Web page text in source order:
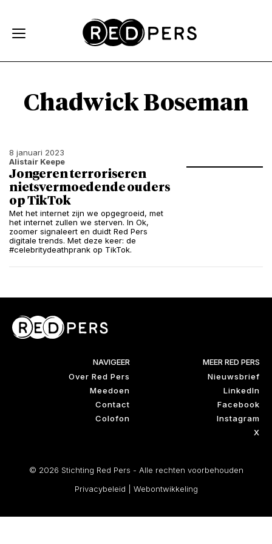
Chadwick Boseman
8 januari 2023
Alistair Keepe
Jongeren terroriseren
nietsvermoedende ouders
op TikTok
Met het internet zijn we opgegroeid, met
het internet zullen we sterven. In Ok,
zoomer signaleert en duidt Red Pers
digitale trends. Met deze keer: de
#celebritydeathprank op TikTok.
NAVIGEER
Over Red Pers
Meedoen
Contact
Colofon
MEER RED PERS
Nieuwsbrief
LinkedIn
Facebook
Instagram
X
© 2026 Stichting Red Pers - Alle rechten voorbehouden
Privacybeleid
Webontwikkeling